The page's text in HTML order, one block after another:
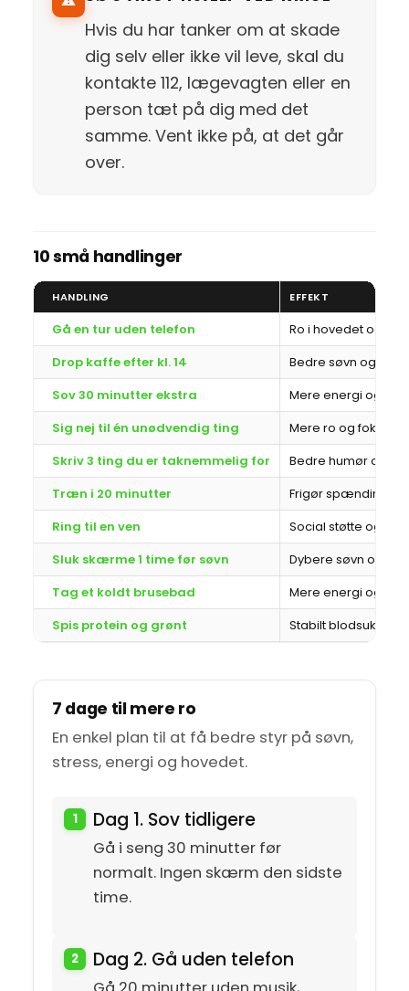
Hvis du har tanker om at skade
dig selv eller ikke vil leve, skal du
kontakte 112, lægevagten eller en
person tæt på dig med det
samme. Vent ikke på, at det går
over.
10 små handlinger
HANDLING EFFEKT
Gå en tur uden telefon
Ro i hovedet og
Drop kaffe efter kl. 14
Bedre søvn og
Sov 30 minutter ekstra
Mere energi og
Sig nej til én unødvendig ting
Mere ro og fokus
Skriv 3 ting du er taknemmelig for
Bedre humør og
Træn i 20 minutter
Frigør spændinger
Ring til en ven
Social støtte og
Sluk skærme 1 time før søvn
Dybere søvn og
Tag et koldt brusebad
Mere energi og
Spis protein og grønt
Stabilt blodsukker
7 dage til mere ro
En enkel plan til at få bedre styr på søvn,
stress, energi og hovedet.
Dag 1. Sov tidligere
Gå i seng 30 minutter før
normalt. Ingen skærm den sidste
time.
Dag 2. Gå uden telefon